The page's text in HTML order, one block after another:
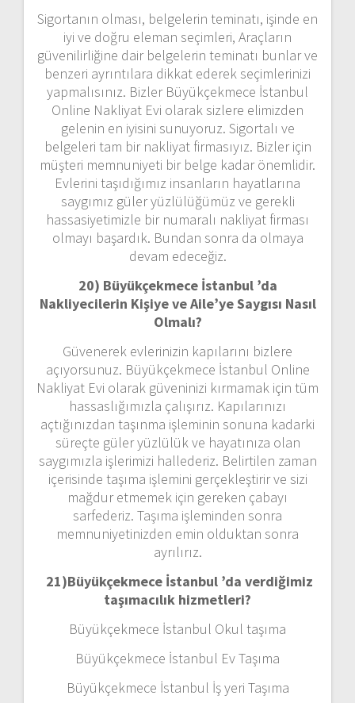
Sigortanın olması, belgelerin teminatı, işinde en
iyi ve doğru eleman seçimleri, Araçların
güvenilirliğine dair belgelerin teminatı bunlar ve
benzeri ayrıntılara dikkat ederek seçimlerinizi
yapmalısınız. Bizler Büyükçekmece İstanbul
Online Nakliyat Evi olarak sizlere elimizden
gelenin en iyisini sunuyoruz. Sigortalı ve
belgeleri tam bir nakliyat firmasıyız. Bizler için
müşteri memnuniyeti bir belge kadar önemlidir.
Evlerini taşıdığımız insanların hayatlarına
saygımız güler yüzlülüğümüz ve gerekli
hassasiyetimizle bir numaralı nakliyat firması
olmayı başardık. Bundan sonra da olmaya
devam edeceğiz.
20) Büyükçekmece İstanbul ’da
Nakliyecilerin Kişiye ve Aile’ye Saygısı Nasıl
Olmalı?
Güvenerek evlerinizin kapılarını bizlere
açıyorsunuz. Büyükçekmece İstanbul Online
Nakliyat Evi olarak güveninizi kırmamak için tüm
hassaslığımızla çalışırız. Kapılarınızı
açtığınızdan taşınma işleminin sonuna kadarki
süreçte güler yüzlülük ve hayatınıza olan
saygımızla işlerimizi hallederiz. Belirtilen zaman
içerisinde taşıma işlemini gerçekleştirir ve sizi
mağdur etmemek için gereken çabayı
sarfederiz. Taşıma işleminden sonra
memnuniyetinizden emin olduktan sonra
ayrılırız.
21)Büyükçekmece İstanbul ’da verdiğimiz
taşımacılık hizmetleri?
Büyükçekmece İstanbul Okul taşıma
Büyükçekmece İstanbul Ev Taşıma
Büyükçekmece İstanbul İş yeri Taşıma